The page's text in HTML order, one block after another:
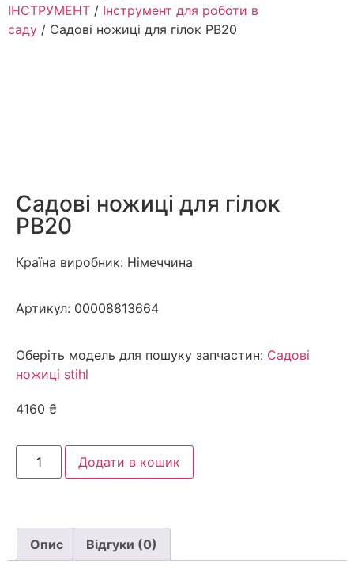
ІНСТРУМЕНТ / Інструмент для роботи в
саду / Садові ножиці для гілок РВ20
Садові ножиці для гілок
РВ20
Країна виробник: Німеччина
Артикул: 00008813664
Оберіть модель для пошуку запчастин: Садові
ножиці stihl
4160 ₴
Додати в кошик
Опис Відгуки (0)